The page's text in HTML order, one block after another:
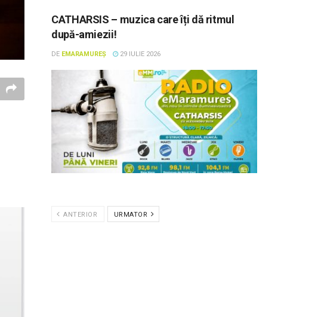
CATHARSIS – muzica care îți dă ritmul
după-amiezii!
DE EMARAMUREȘ 29 IULIE 2026
ANTERIOR URMATOR